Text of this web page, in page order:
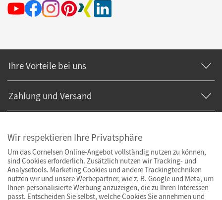
Ihre Vorteile bei uns
Zahlung und Versand
Wir respektieren Ihre Privatsphäre
Um das Cornelsen Online-Angebot vollständig nutzen zu können,
sind Cookies erforderlich. Zusätzlich nutzen wir Tracking- und
Analysetools. Marketing Cookies und andere Trackingtechniken
nutzen wir und unsere Werbepartner, wie z. B. Google und Meta, um
Ihnen personalisierte Werbung anzuzeigen, die zu Ihren Interessen
passt. Entscheiden Sie selbst, welche Cookies Sie annehmen und